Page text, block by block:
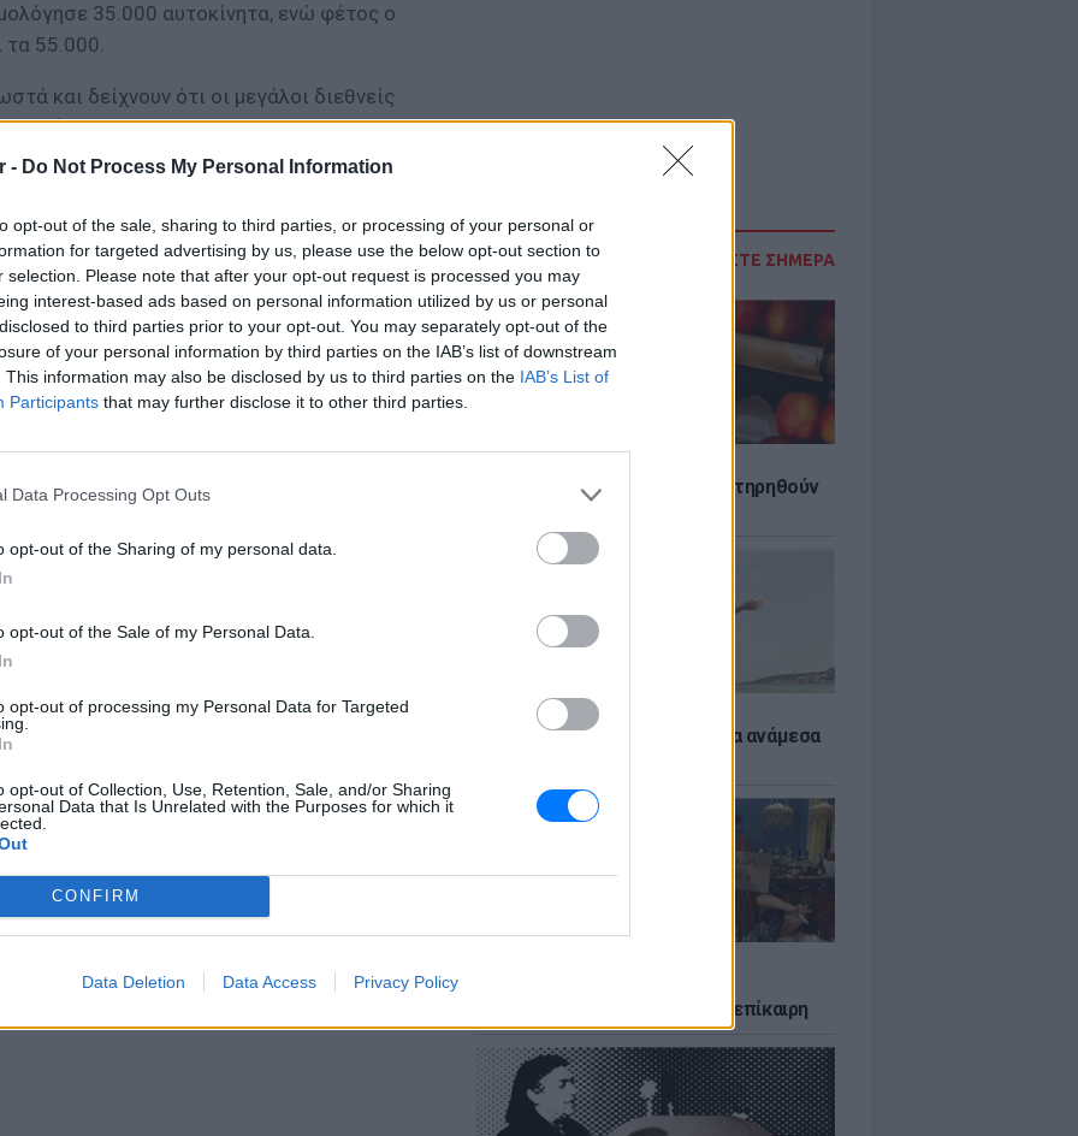
- Do Not Process My Personal Information
opt-out of the sale, sharing to third parties, or processing of your personal or
for targeted advertising by us, please use the below opt-out section to
selection. Please note that after your opt-out request is processed you may
interest-based ads based on personal information utilized by us or personal
to third parties prior to your opt-out. You may separately opt-out of the
of your personal information by third parties on the IAB’s list of downstream
This information may also be disclosed by us to third parties on the IAB’s List of
Participants that may further disclose it to other third parties.
Data Processing Opt Outs
opt-out of the Sharing of my personal data.
opt-out of the Sale of my Personal Data.
opt-out of processing my Personal Data for Targeted
opt-out of Collection, Use, Retention, Sale, and/or Sharing
Data that Is Unrelated with the Purposes for which it
CONFIRM
Data Deletion Data Access Privacy Policy
ΔΙΑΒΑΣΤΕ ΣΗΜΕΡΑ
6 φρούτα που μπορουν να διατηρηθούν
Πώς να αποφύγεις το σύγκαμα ανάμεσα
νεοπλουτισμό και παραμένει επίκαιρη
35.000 αυτοκίνητα, ενώ φέτος ο
τα 55.000.
και δείχνουν ότι οι μεγάλοι διεθνείς
κριτήρια όταν επιλέγουν σε ποιες αγορές
τις γραμμές παραγωγής τους: στην
σίγουρα δεν ήταν το χαμηλό εργατικό
στις αδειοδοτήσεις και τις εγκρίσεις,
η κατάρτιση του εργατικού δυναμικού
ότι πριν γίνει η επιλογή της Ολλανδίας,
ως προορισμός για τη δημιουργία
ήταν και η Ελλάδα. Αυτό αποκάλυψε
σε επενδυτικό συνέδριο ο δικηγόρος
εταιρεία του οποίου έχει συνεργασίες
εκδηλώσει ενδιαφέρον να
ανέφερε ο κ. Μπρέγιαννος, υψηλόβαθμη
είχε επισκεφθεί την Ελλάδα το 2012,
προορισμού για την ευρωπαϊκή γραμμή